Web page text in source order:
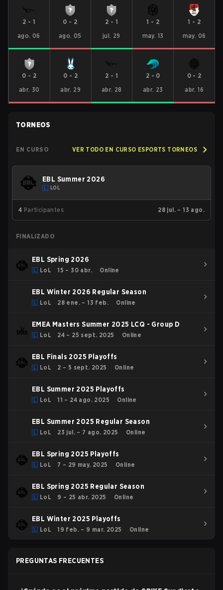
2 - 1
ago. 06
0 - 2
ago. 05
2 - 1
jul. 29
1 - 2
may. 13
1 - 2
may. 06
0 - 2
abr. 30
0 - 2
abr. 29
2 -1
abr. 28
2 - 0
abr. 23
0- 2
abr. 16
TORNEOS
EN CURSO VER TODO EN CURSO ESPORTS TORNEOS
EBL Summer 2026
LOL
4 Participantes 28 jul. – 13 ago.
FINALIZADO
EBL Spring 2026
LoL 15 – 30 abr. Online
EBL Winter 2026 Regular Season
LoL 28 ene. – 13 feb. Online
EMEA Masters Summer 2025 LCQ - Group D
LoL 24 – 25 sept. 2025 Online
EBL Finals 2025 Playoffs
LoL 2 – 5 sept. 2025 Online
EBL Summer 2025 Playoffs
LoL 11 – 24 ago. 2025 Online
EBL Summer 2025 Regular Season
LoL 23 jul. – 7 ago. 2025 Online
EBL Spring 2025 Playoffs
LoL 7 – 29 may. 2025 Online
EBL Spring 2025 Regular Season
LoL 9 – 25 abr. 2025 Online
EBL Winter 2025 Playoffs
LoL 19 feb. – 9 mar. 2025 Online
PREGUNTAS FRECUENTES